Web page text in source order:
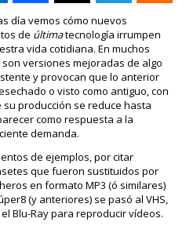
día vemos cómo nuevos
de últimatecnología irrumpen
vida cotidiana. En muchos
son versiones mejoradas de algo
y provocan que lo anterior
o visto como antiguo, con
su producción se reduce hasta
como respuesta a la
demanda.
de ejemplos, por citar
que fueron sustituidos por
en formato MP3 (ó similares)
(y anteriores) se pasó al VHS,
Blu-Ray para reproducir vídeos.